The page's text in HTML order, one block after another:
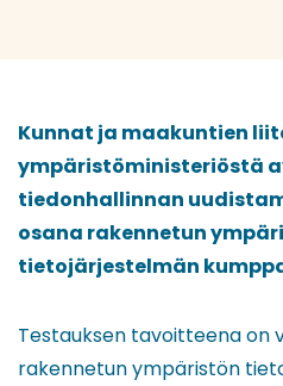
Kunnat ja maakuntien
ympäristöministeriöstä
tiedonhallinnan
osana rakennetun
tietojärjestelmän
Testauksen tavoitteena on
rakennetun ympäristön